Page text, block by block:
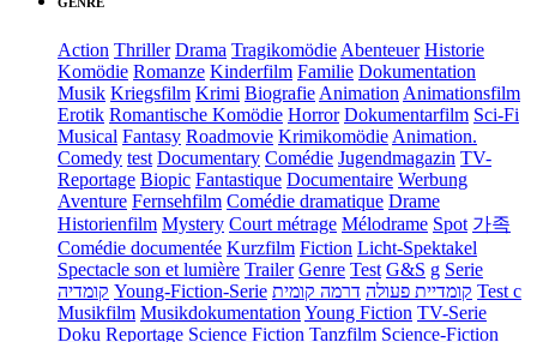
GENRE
Action Thriller Drama TragikomödieAbenteuer Historie
Komödie Romanze Kinderfilm Familie Dokumentation
Musik Kriegsfilm Krimi BiografieAnimationAnimationsfilm
Erotik Romantische Komödie Horror Dokumentarfilm Sci-Fi
Musical Fantasy Roadmovie KrimikomödieAnimation.
Comedy test Documentary Comédie Jugendmagazin TV-
Reportage Biopic Fantastique Documentaire Werbung
Aventure Fernsehfilm Comédie dramatique Drame
Historienfilm Mystery Court métrage Mélodrame Spot 가족
Comédie documentée Kurzfilm Fiction Licht-Spektakel
Spectacle son et lumière Trailer Genre Test G&S g Serie
קומדיה Young-Fiction-Serie קומדיית פעולה דרמה קומית
Test c
Musikfilm MusikdokumentationYoung Fiction TV-Serie
Doku Reportage Science Fiction Tanzfilm Science-Fiction